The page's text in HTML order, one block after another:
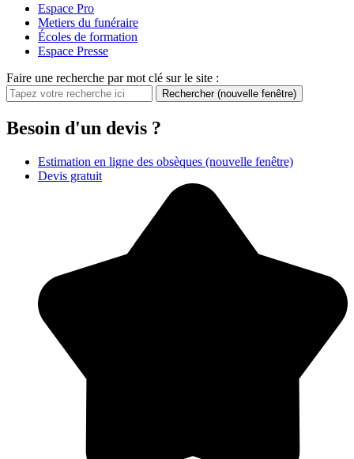
Espace Pro
Metiers du funéraire
Écoles de formation
Espace Presse
Faire une recherche par mot clé sur le site :
Rechercher (nouvelle fenêtre)
Besoin d'un devis ?
Estimation en ligne des obsèques (nouvelle fenêtre)
Devis gratuit